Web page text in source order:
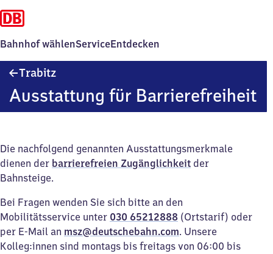
Bahnhof wählenServiceEntdecken
Trabitz
Ausstattung für Barrierefreiheit
Die nachfolgend genannten Ausstattungsmerkmale
dienen der barrierefreien Zugänglichkeit der
Bahnsteige.
Bei Fragen wenden Sie sich bitte an den
Mobilitätsservice unter 030 65212888 (Ortstarif) oder
per E-Mail an msz@deutschebahn.com. Unsere
Kolleg:innen sind montags bis freitags von 06:00 bis